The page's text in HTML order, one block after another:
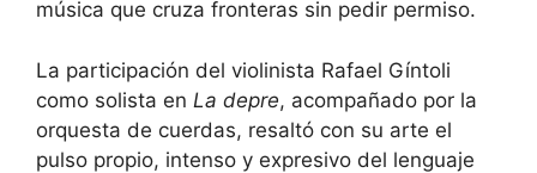
música que cruza fronteras sin pedir permiso.
La participación del violinista Rafael Gíntoli
como solista en La depre, acompañado por la
orquesta de cuerdas, resaltó con su arte el
pulso propio, intenso y expresivo del lenguaje